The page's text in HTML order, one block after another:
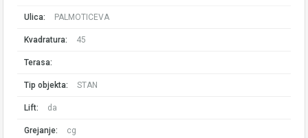
Ulica: PALMOTICEVA
Kvadratura: 45
Terasa:
Tip objekta: STAN
Lift: da
Grejanje: cg